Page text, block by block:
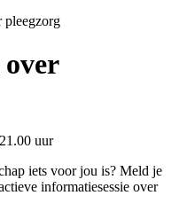
pleegzorg
over
uur
iets voor jou is? Meld je
informatiesessie over